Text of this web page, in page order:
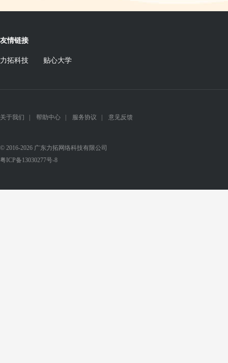
友情链接
力拓科技 贴心大学
关于我们 帮助中心 服务协议 意见反馈
© 2016-2026 广东力拓网络科技有限公司
粤ICP备13030277号-8